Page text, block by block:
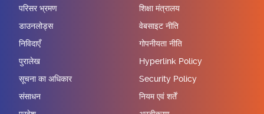
परिसर भ्रमण
डाउनलोड्स
निविदाएँ
पुरालेख
सूचना का अधिकार
संसाधन
शिक्षा मंत्रालय
वेबसाइट नीति
गोपनीयता नीति
Hyperlink Policy
Security Policy
नियम एवं शर्तें